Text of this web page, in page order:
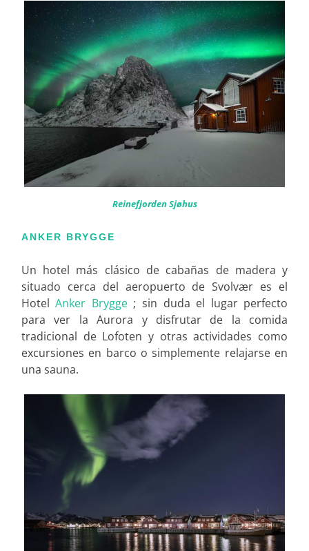
Reinefjorden Sjøhus
ANKER BRYGGE
Un hotel más clásico de cabañas de madera y
situado cerca del aeropuerto de Svolvær es el
HotelAnker Brygge; sin duda el lugar perfecto
para ver la Aurora y disfrutar de la comida
tradicional de Lofoten y otras actividades como
excursiones en barco o simplemente relajarse en
una sauna.